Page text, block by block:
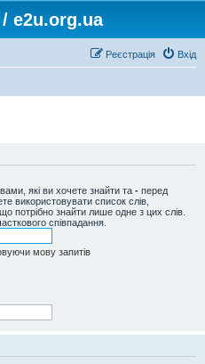
e2u.org.ua
Вхід
Реєстрація
які ви хочете знайти та - перед
використовувати список слів,
потрібно знайти лише одне з цих слів.
співпадання.
мову запитів